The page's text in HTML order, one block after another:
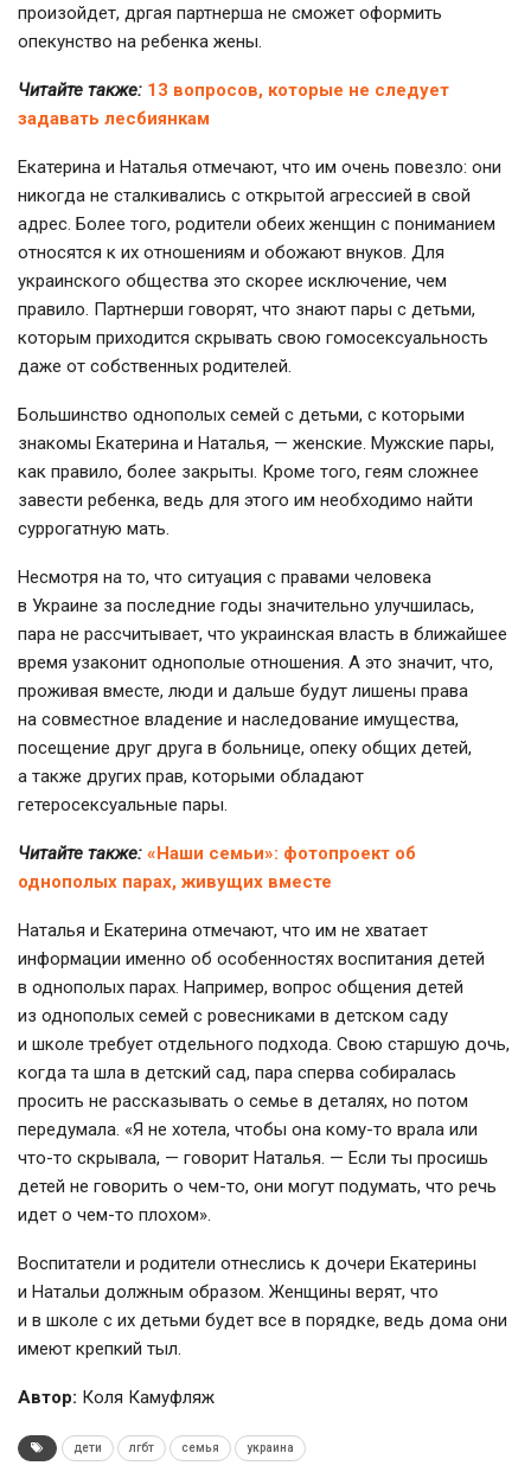
произойдет, дргая партнерша не сможет оформить
опекунство на ребенка жены.
Читайте также: 13 вопросов, которые не следует
задавать лесбиянкам
Екатерина и Наталья отмечают, что им очень повезло: они
никогда не сталкивались с открытой агрессией в свой
адрес. Более того, родители обеих женщин с пониманием
относятся к их отношениям и обожают внуков. Для
украинского общества это скорее исключение, чем
правило. Партнерши говорят, что знают пары с детьми,
которым приходится скрывать свою гомосексуальность
даже от собственных родителей.
Большинство однополых семей с детьми, с которыми
знакомы Екатерина и Наталья, — женские. Мужские пары,
как правило, более закрыты. Кроме того, геям сложнее
завести ребенка, ведь для этого им необходимо найти
суррогатную мать.
Несмотря на то, что ситуация с правами человека
в Украине за последние годы значительно улучшилась,
пара не рассчитывает, что украинская власть в ближайшее
время узаконит однополые отношения. А это значит, что,
проживая вместе, люди и дальше будут лишены права
на совместное владение и наследование имущества,
посещение друг друга в больнице, опеку общих детей,
а также других прав, которыми обладают
гетеросексуальные пары.
Читайте также: «Наши семьи»: фотопроект об
однополых парах, живущих вместе
Наталья и Екатерина отмечают, что им не хватает
информации именно об особенностях воспитания детей
в однополых парах. Например, вопрос общения детей
из однополых семей с ровесниками в детском саду
и школе требует отдельного подхода. Свою старшую дочь,
когда та шла в детский сад, пара сперва собиралась
просить не рассказывать о семье в деталях, но потом
передумала. «Я не хотела, чтобы она кому-то врала или
что-то скрывала, — говорит Наталья. — Если ты просишь
детей не говорить о чем-то, они могут подумать, что речь
идет о чем-то плохом».
Воспитатели и родители отнеслись к дочери Екатерины
и Натальи должным образом. Женщины верят, что
и в школе с их детьми будет все в порядке, ведь дома они
имеют крепкий тыл.
Автор: Коля Камуфляж
дети лгбт семья украина